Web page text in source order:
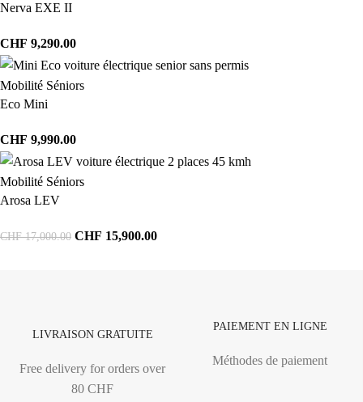
Nerva EXE II
CHF 9,290.00
Mobilité Séniors
Eco Mini
CHF 9,990.00
Mobilité Séniors
Arosa LEV
CHF17,000.00 CHF 15,900.00
LIVRAISON GRATUITE
Free delivery for orders over
80 CHF
PAIEMENT EN LIGNE
Méthodes de paiement